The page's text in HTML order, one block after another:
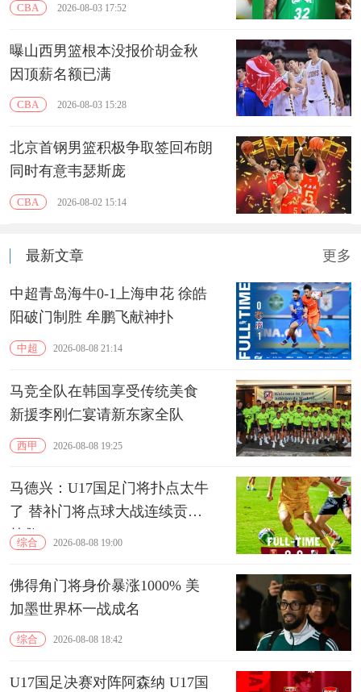
CBA 2026-08-03 17:52
曝山西男篮根本没报价胡金秋
因顶薪名额已满
CBA 2026-08-03 15:28
北京首钢男篮积极争取签回布朗
同时有意韦瑟斯庞
CBA 2026-08-02 15:14
最新文章 更多
中超青岛海牛0-1上海申花 徐皓
阳破门制胜 牟鹏飞献神扑
中超 2026-08-08 21:14
马竞全队在韩国享受传统美食
新援李刚仁宴请新东家全队
西甲 2026-08-08 19:25
马德兴：U17国足门将扑点太牛
了 替补门将点球大战连续贡献
扑救
综合 2026-08-08 19:00
佛得角门将身价暴涨1000% 美
加墨世界杯一战成名
综合 2026-08-08 18:42
U17国足决赛对阵阿森纳 U17国